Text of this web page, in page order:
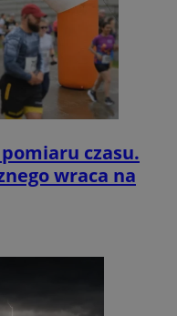
czasu.
wraca na